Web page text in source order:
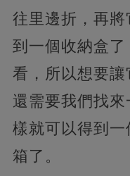
往里邊折，再
到一個收納盒
看，所以想要讓
還需要我們找
樣就可以得到
箱了。